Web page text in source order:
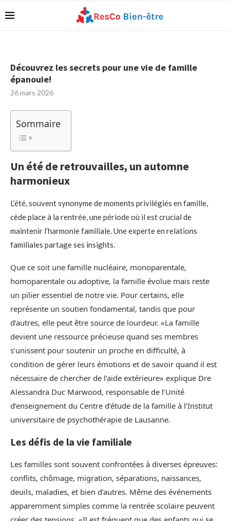
Découvrez les secrets pour une vie de famille
épanouie!
26 mars 2026
Sommaire
Un été de retrouvailles, un automne
harmonieux
L’été, souvent synonyme de moments privilégiés en famille,
cède place à la rentrée, une période où il est crucial de
maintenir l’harmonie familiale. Une experte en relations
familiales partage ses insights.
Que ce soit une famille nucléaire, monoparentale,
homoparentale ou adoptive, la famille évolue mais reste
un pilier essentiel de notre vie. Pour certains, elle
représente un soutien fondamental, tandis que pour
d’autres, elle peut être source de lourdeur. «La famille
devient une ressource précieuse quand ses membres
s’unissent pour soutenir un proche en difficulté, à
condition de gérer leurs émotions et de savoir quand il est
nécessaire de chercher de l’aide extérieure» explique Dre
Alessandra Duc Marwood, responsable de l’Unité
d’enseignement du Centre d’étude de la famille à l’Institut
universitaire de psychothérapie de Lausanne.
Les défis de la vie familiale
Les familles sont souvent confrontées à diverses épreuves:
conflits, chômage, migration, séparations, naissances,
deuils, maladies, et bien d’autres. Même des événements
apparemment simples comme la rentrée scolaire peuvent